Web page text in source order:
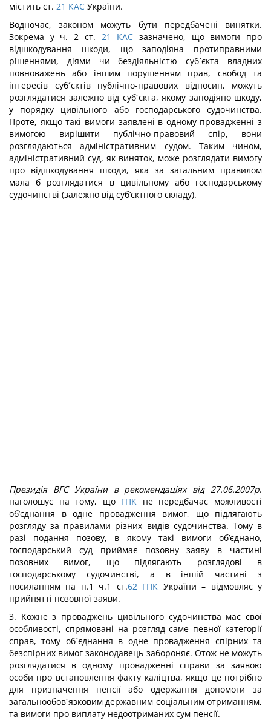
містить ст. 21 КАС України.
Водночас, законом можуть бути передбачені винятки.
Зокрема у ч. 2 ст. 21 КАС зазначено, що вимоги про
відшкодування шкоди, що заподіяна протиправ­ними
рішеннями, діями чи бездіяльністю суб´єкта владних
повноважень або іншим порушенням прав, свобод та
інтересів суб´єктів публічно-правових відносин, можуть
розглядатися залежно від суб´єкта, якому заподіяно шкоду,
у порядку цивільного або господарського судочинства.
Проте, якщо такі вимоги заявлені в одному провадженні з
вимогою вирішити публічно-правовий спір, вони
розглядаються адміністративним судом. Таким чином,
адміністративний суд, як виняток, може розглядати вимогу
про відшкодування шкоди, яка за загальним правилом
мала б розглядатися в цивільному або господарському
судочинстві (залежно від суб‘єктного складу).
Президія ВГС України в рекомендаціях від 27.06.2007р.
наголошує на тому, що ГПК не передбачає можливості
об’єднання в одне провадження вимог, що підлягають
розгляду за правилами різних видів судочинства. Тому в
разі подання позову, в якому такі вимоги об’єднано,
господарський суд приймає позовну заяву в частині
позовних вимог, що підлягають розглядові в
господарському судочинстві, а в іншій частині з
посиланням на п.1 ч.1 ст.62 ГПК України – відмовляє у
прийнятті позовної заяви.
3. Кожне з проваджень цивільного судочинства має свої
особливості, спрямовані на розгляд саме певної категорії
справ, тому об´єднання в одне провадження спірних та
безспірних вимог законодавець забороняє. Отож не можуть
розглядатися в одному провадженні справи за заявою
особи про встановлен­ня факту каліцтва, якщо це потрібно
для призначення пенсії або одержання допомоги за
загальнообов´язковим державним соціальним отриманням,
та вимоги про виплату недоотриманих сум пенсії.